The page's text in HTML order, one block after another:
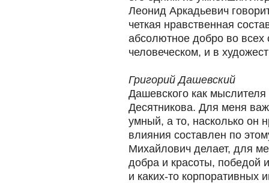
Леонид Аркадьевич
четкая нравственная
абсолютное добро во
человеческом, и в
Григорий Дашевский
Дашевского как
Десятникова. Для меня
умный, а то, насколько он
влияния составлен по
Михайлович делает, для
добра и красоты, победой
и каких-то корпоративных